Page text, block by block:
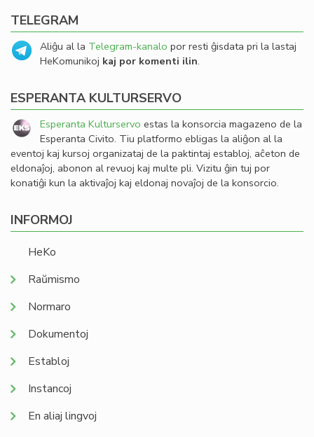
TELEGRAM
Aliĝu al la Telegram-kanalo por resti ĝisdata pri la lastaj
HeKomunikoj kaj por komenti ilin.
ESPERANTA KULTURSERVO
Esperanta Kulturservo estas la konsorcia magazeno de la
Esperanta Civito. Tiu platformo ebligas la aliĝon al la
eventoj kaj kursoj organizataj de la paktintaj establoj, aĉeton de
eldonaĵoj, abonon al revuoj kaj multe pli. Vizitu ĝin tuj por
konatiĝi kun la aktivaĵoj kaj eldonaj novaĵoj de la konsorcio.
INFORMOJ
HeKo
Raŭmismo
Normaro
Dokumentoj
Establoj
Instancoj
En aliaj lingvoj